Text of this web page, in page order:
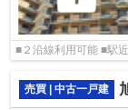
■２沿線利用可能 ■駅
売買 | 中古一戸建